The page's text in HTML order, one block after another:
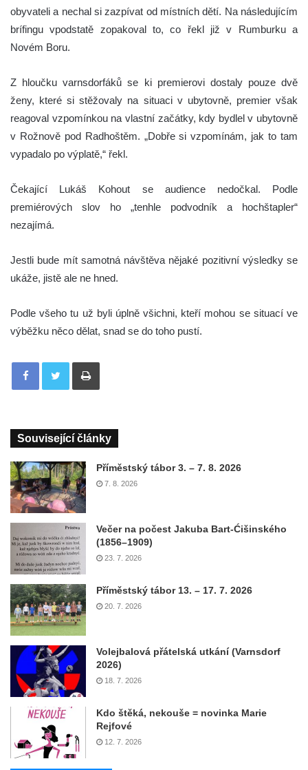
obyvateli a nechal si zazpívat od místních dětí. Na následujícím
brífingu vpodstatě zopakoval to, co řekl již v Rumburku a
Novém Boru.
Z hloučku varnsdorfáků se ki premierovi dostaly pouze dvě
ženy, které si stěžovaly na situaci v ubytovně, premier však
reagoval vzpomínkou na vlastní začátky, kdy bydlel v ubytovně
v Rožnově pod Radhoštěm. „Dobře si vzpomínám, jak to tam
vypadalo po výplatě,“ řekl.
Čekající Lukáš Kohout se audience nedočkal. Podle
premiérových slov ho „tenhle podvodník a hochštapler“
nezajímá.
Jestli bude mít samotná návštěva nějaké pozitivní výsledky se
ukáže, jistě ale ne hned.
Podle všeho tu už byli úplně všichni, kteří mohou se situací ve
výběžku něco dělat, snad se do toho pustí.
Tisknout
Související články
Příměstský tábor 3. – 7. 8. 2026
7. 8. 2026
Večer na počest Jakuba Bart-Ćišinského
(1856–1909)
23. 7. 2026
Příměstský tábor 13. – 17. 7. 2026
20. 7. 2026
Volejbalová přátelská utkání (Varnsdorf
2026)
18. 7. 2026
Kdo štěká, nekouše = novinka Marie
Rejfové
12. 7. 2026